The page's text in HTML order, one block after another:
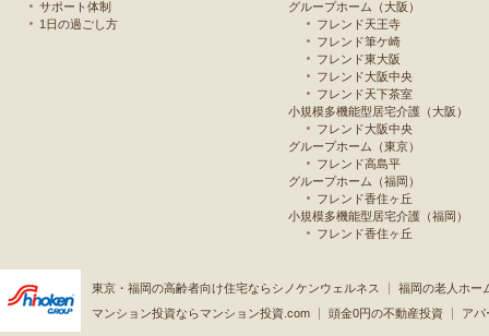
サポート体制
1日の過ごし方
グループホーム（大阪）
フレンド天王寺
フレンド筆ケ崎
フレンド東大阪
フレンド大阪中央
フレンド天下茶室
小規模多機能型居宅介護（大阪）
フレンド大阪中央
グループホーム（東京）
フレンド高島平
グループホーム（福岡）
フレンド香住ヶ丘
小規模多機能型居宅介護（福岡）
フレンド香住ヶ丘
東京・福岡の高齢者向け住宅ならシノケンウェルネス
福岡の老人ホー
マンション投資ならマンション投資.com
頭金0円の不動産投資 アパ